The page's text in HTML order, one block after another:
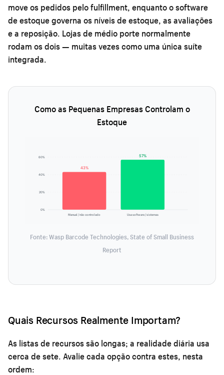
move os pedidos pelo fulfillment, enquanto o software
de estoque governa os níveis de estoque, as avaliações
e a reposição. Lojas de médio porte normalmente
rodam os dois — muitas vezes como uma única suíte
integrada.
Como as Pequenas Empresas Controlam o
Estoque
0%
20%
40%
60%
43%
Manual / não controlado
57%
Usa software / sistemas
Fonte: Wasp Barcode Technologies, State of Small Business
Report
Quais Recursos Realmente Importam?
As listas de recursos são longas; a realidade diária usa
cerca de sete. Avalie cada opção contra estes, nesta
ordem: